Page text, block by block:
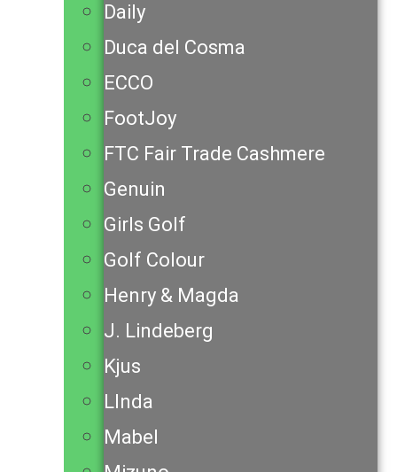
Daily
Duca del Cosma
ECCO
FootJoy
FTC Fair Trade Cashmere
Genuin
Girls Golf
Golf Colour
Henry & Magda
J. Lindeberg
Kjus
LInda
Mabel